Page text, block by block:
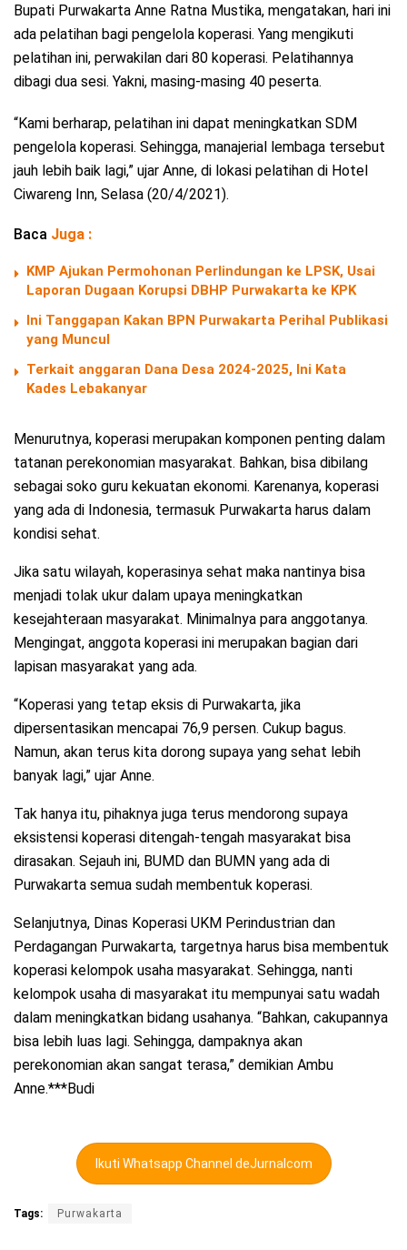
Bupati Purwakarta Anne Ratna Mustika, mengatakan, hari ini
ada pelatihan bagi pengelola koperasi. Yang mengikuti
pelatihan ini, perwakilan dari 80 koperasi. Pelatihannya
dibagi dua sesi. Yakni, masing-masing 40 peserta.
“Kami berharap, pelatihan ini dapat meningkatkan SDM
pengelola koperasi. Sehingga, manajerial lembaga tersebut
jauh lebih baik lagi,” ujar Anne, di lokasi pelatihan di Hotel
Ciwareng Inn, Selasa (20/4/2021).
Baca Juga :
KMP Ajukan Permohonan Perlindungan ke LPSK, Usai
Laporan Dugaan Korupsi DBHP Purwakarta ke KPK
Ini Tanggapan Kakan BPN Purwakarta Perihal Publikasi
yang Muncul
Terkait anggaran Dana Desa 2024-2025, Ini Kata
Kades Lebakanyar
Menurutnya, koperasi merupakan komponen penting dalam
tatanan perekonomian masyarakat. Bahkan, bisa dibilang
sebagai soko guru kekuatan ekonomi. Karenanya, koperasi
yang ada di Indonesia, termasuk Purwakarta harus dalam
kondisi sehat.
Jika satu wilayah, koperasinya sehat maka nantinya bisa
menjadi tolak ukur dalam upaya meningkatkan
kesejahteraan masyarakat. Minimalnya para anggotanya.
Mengingat, anggota koperasi ini merupakan bagian dari
lapisan masyarakat yang ada.
“Koperasi yang tetap eksis di Purwakarta, jika
dipersentasikan mencapai 76,9 persen. Cukup bagus.
Namun, akan terus kita dorong supaya yang sehat lebih
banyak lagi,” ujar Anne.
Tak hanya itu, pihaknya juga terus mendorong supaya
eksistensi koperasi ditengah-tengah masyarakat bisa
dirasakan. Sejauh ini, BUMD dan BUMN yang ada di
Purwakarta semua sudah membentuk koperasi.
Selanjutnya, Dinas Koperasi UKM Perindustrian dan
Perdagangan Purwakarta, targetnya harus bisa membentuk
koperasi kelompok usaha masyarakat. Sehingga, nanti
kelompok usaha di masyarakat itu mempunyai satu wadah
dalam meningkatkan bidang usahanya. “Bahkan, cakupannya
bisa lebih luas lagi. Sehingga, dampaknya akan
perekonomian akan sangat terasa,” demikian Ambu
Anne.***Budi
Ikuti Whatsapp Channel deJurnalcom
Tags: Purwakarta